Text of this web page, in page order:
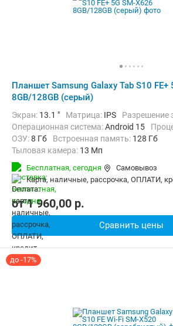
Планшет Samsung Galaxy Tab S10 FE+
8GB/128GB (серый)
Экран: 13.1 " Матрица: IPS Разрешение
Операционная система:Android 15
ОЗУ:8 Гб Встроенная память: 128 Гб
Тыловая камера: 13 Мп
Беспроводная связь:
Комплектация:
Перо (стилус)
Бесплатная, сегодня
Самовывоз
карта, наличные, рассрочка, ОПЛАТИ,
от1 960,00 p.
Сравнить цены
до -17%